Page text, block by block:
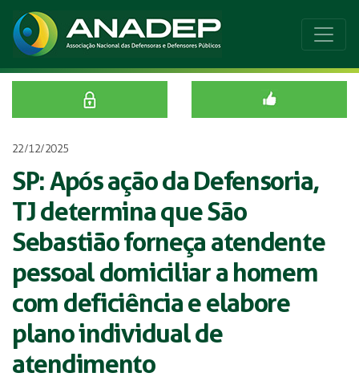
22/12/2025
SP: Após ação da Defensoria,
TJ determina que São
Sebastião forneça atendente
pessoal domiciliar a homem
com deficiência e elabore
plano individual de
atendimento